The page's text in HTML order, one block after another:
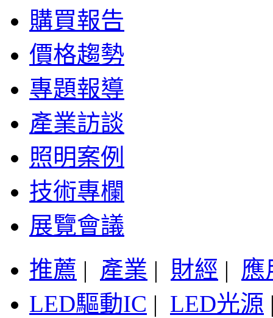
購買報告
價格趨勢
專題報導
產業訪談
照明案例
技術專欄
展覽會議
推薦 | 產業 | 財經 | 應
LED驅動IC | LED光源